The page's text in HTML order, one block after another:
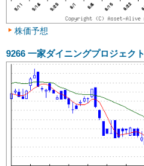
株価予想
9266 一家ダイニングプロジェクト